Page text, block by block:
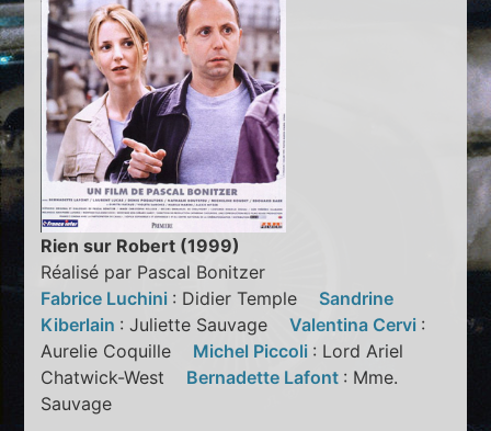
Rien sur Robert (1999)
Réalisé par Pascal Bonitzer
Fabrice Luchini : Didier Temple Sandrine
Kiberlain : Juliette SauvageValentina Cervi :
Aurelie Coquille Michel Piccoli : Lord Ariel
Chatwick-West Bernadette Lafont : Mme.
Sauvage